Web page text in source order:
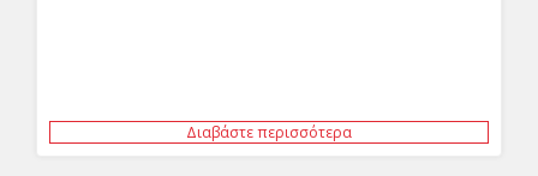
Διαβάστε περισσότερα